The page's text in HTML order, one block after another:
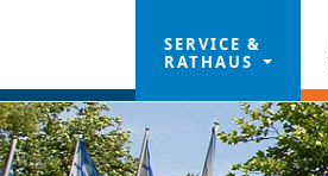
SERVICE &
RATHAUS